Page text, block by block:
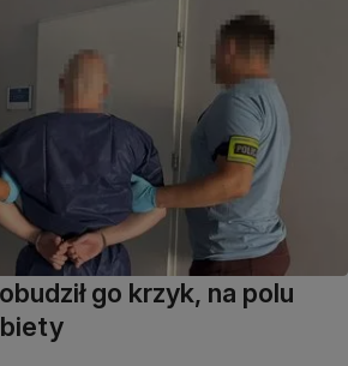
go krzyk, na polu